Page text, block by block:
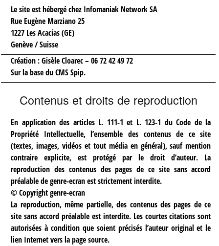
Le site est hébergé chez Infomaniak Network SA
Rue Eugène Marziano 25
1227 Les Acacias (GE)
Genève / Suisse
Création : Gisèle Cloarec – 06 72 42 49 72
Sur la base du CMS Spip.
Contenus et droits de reproduction
En application des articles L. 111-1 et L. 123-1 du Code de la
Propriété Intellectuelle, l’ensemble des contenus de ce site
(textes, images, vidéos et tout média en général), sauf mention
contraire explicite, est protégé par le droit d’auteur. La
reproduction des contenus des pages de ce site sans accord
préalable de genre-ecran est strictement interdite.
© Copyright genre-ecran
La reproduction, même partielle, des contenus des pages de ce
site sans accord préalable est interdite. Les courtes citations sont
autorisées à condition que soient précisés l’auteur original et le
lien Internet vers la page source.